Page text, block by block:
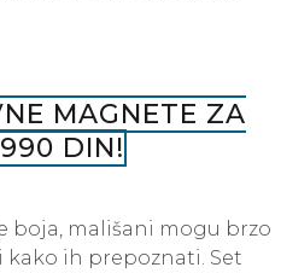
MAGNETE ZA
DIN!
boja, mališani mogu brzo
ih prepoznati. Set